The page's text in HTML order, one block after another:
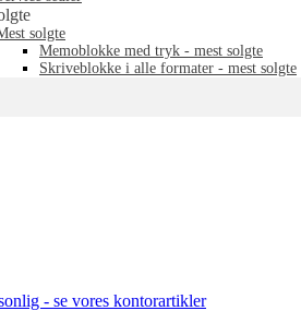
solgte
Memoblokke med tryk - mest solgte
Skriveblokke i alle formater - mest solgte